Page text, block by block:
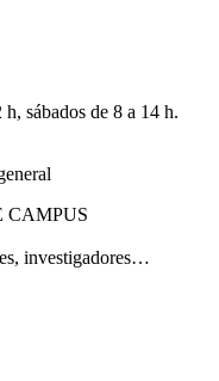
sábados de 8 a 14 h.
CAMPUS
investigadores…